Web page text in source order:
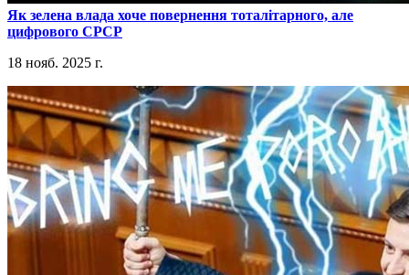
​Як зелена влада хоче повернення тоталітарного, але
цифрового СРСР
18 нояб. 2025 г.